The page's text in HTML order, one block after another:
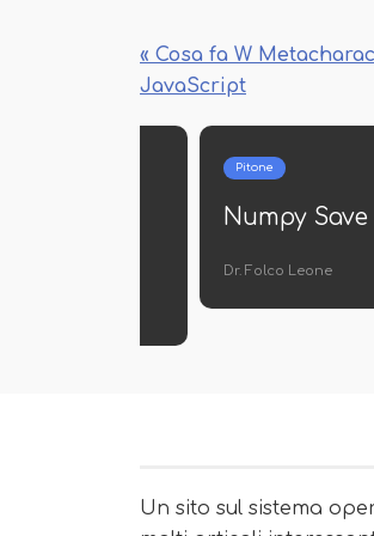
« Cosa fa W
JavaScript
Pitone
Elenco Python
Cristyn De Santis
Un sito sul sistema